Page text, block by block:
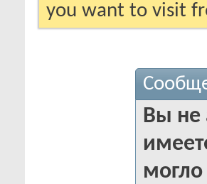
you want to visit
Вы не